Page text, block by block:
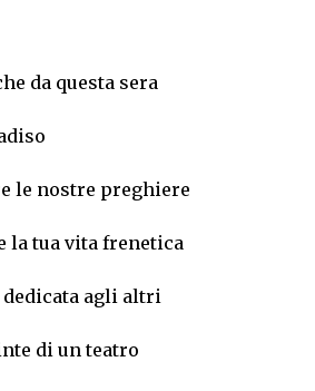
da questa sera
le nostre preghiere
la tua vita frenetica
dedicata agli altri
di un teatro